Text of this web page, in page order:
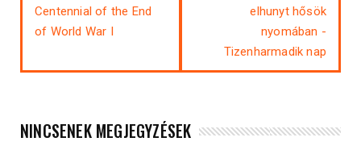
Centennial of the End
of World War I
elhunyt hősök
nyomában -
Tizenharmadik nap
NINCSENEK MEGJEGYZÉSEK